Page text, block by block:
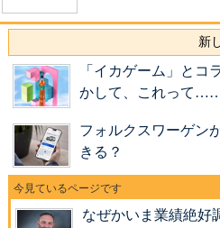
新
「イカゲーム」と
かして、これって
フォルクスワーゲン
きる？
なぜかいま業績絶